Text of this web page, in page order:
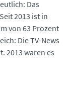
Das
2013 ist in
von 63 Prozent
Die TV-News
2013 waren es